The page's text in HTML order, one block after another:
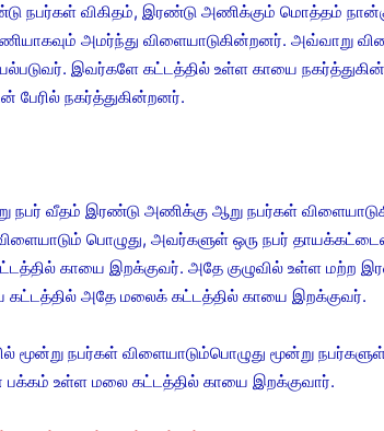
விகிதம், இரண்டு அணிக்கும் மொத்தம் நான்கு
அமர்ந்து விளையாடுகின்றனர். அவ்வாறு
இவர்களே கட்டத்தில் உள்ள காயை
பேரில் நகர்த்துகின்றனர்.
வீதம் இரண்டு அணிக்கு ஆறு நபர்கள்
பொழுது, அவர்களுள் ஒரு நபர்
காயை இறக்குவர். அதே குழுவில் உள்ள மற்ற
கட்டத்தில் அதே மலைக் கட்டத்தில் காயை இறக்குவர்.
நபர்கள் விளையாடும்பொழுது மூன்று
பக்கம் உள்ள மலை கட்டத்தில் காயை இறக்குவார்.